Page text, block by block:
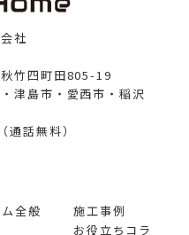
社
竹四町田805-19
津島市・愛西市・稲沢
話無料）
全般
施工事例
お役立ちコラ